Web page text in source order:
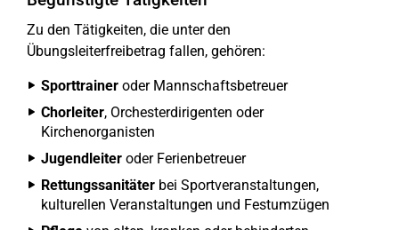
Zu den Tätigkeiten, die unter den
Übungsleiterfreibetrag fallen, gehören:
Sporttrainer oder Mannschaftsbetreuer
Chorleiter, Orchesterdirigenten oder
Kirchenorganisten
Jugendleiter oder Ferienbetreuer
Rettungssanitäter bei Sportveranstaltungen,
kulturellen Veranstaltungen und Festumzügen